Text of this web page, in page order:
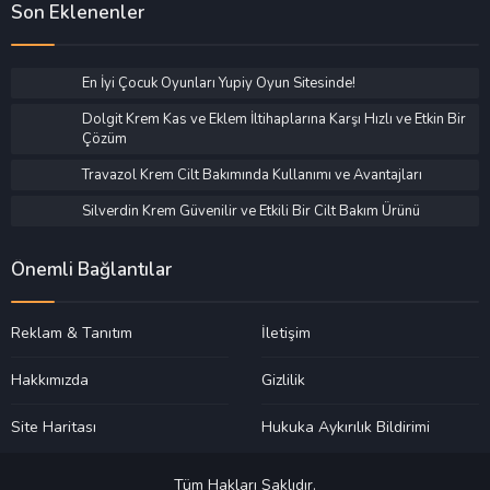
Son Eklenenler
En İyi Çocuk Oyunları Yupiy Oyun Sitesinde!
Dolgit Krem Kas ve Eklem İltihaplarına Karşı Hızlı ve Etkin Bir
Çözüm
Travazol Krem Cilt Bakımında Kullanımı ve Avantajları
Silverdin Krem Güvenilir ve Etkili Bir Cilt Bakım Ürünü
Önemli Bağlantılar
Reklam & Tanıtım İletişim
Hakkımızda Gizlilik
Site Haritası Hukuka Aykırılık Bildirimi
Tüm Hakları Saklıdır.